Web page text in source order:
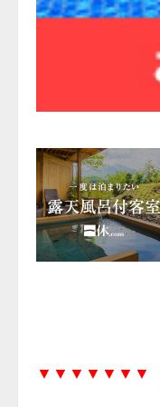
▼▼▼▼▼▼▼